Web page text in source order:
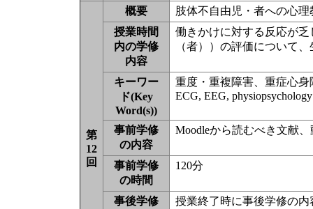
第
12
回
概要
肢体不自由児・者への心
授業時間
内の学修
内容
働きかけに対する反応が
（者））の評価について
キーワー
ド(Key
Word(s))
重度・重複障害、重症心
ECG, EEG, physiopsychology
事前学修
の内容
Moodleから読むべき文献
事前学修
の時間
120分
事後学修
授業終了時に事後学修の